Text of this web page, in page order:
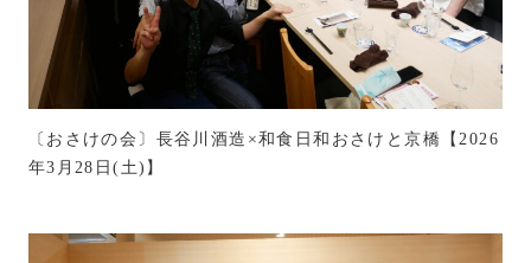
〔おさけの会〕長谷川酒造×和食日和おさけと京橋【2026
年3月28日(土)】